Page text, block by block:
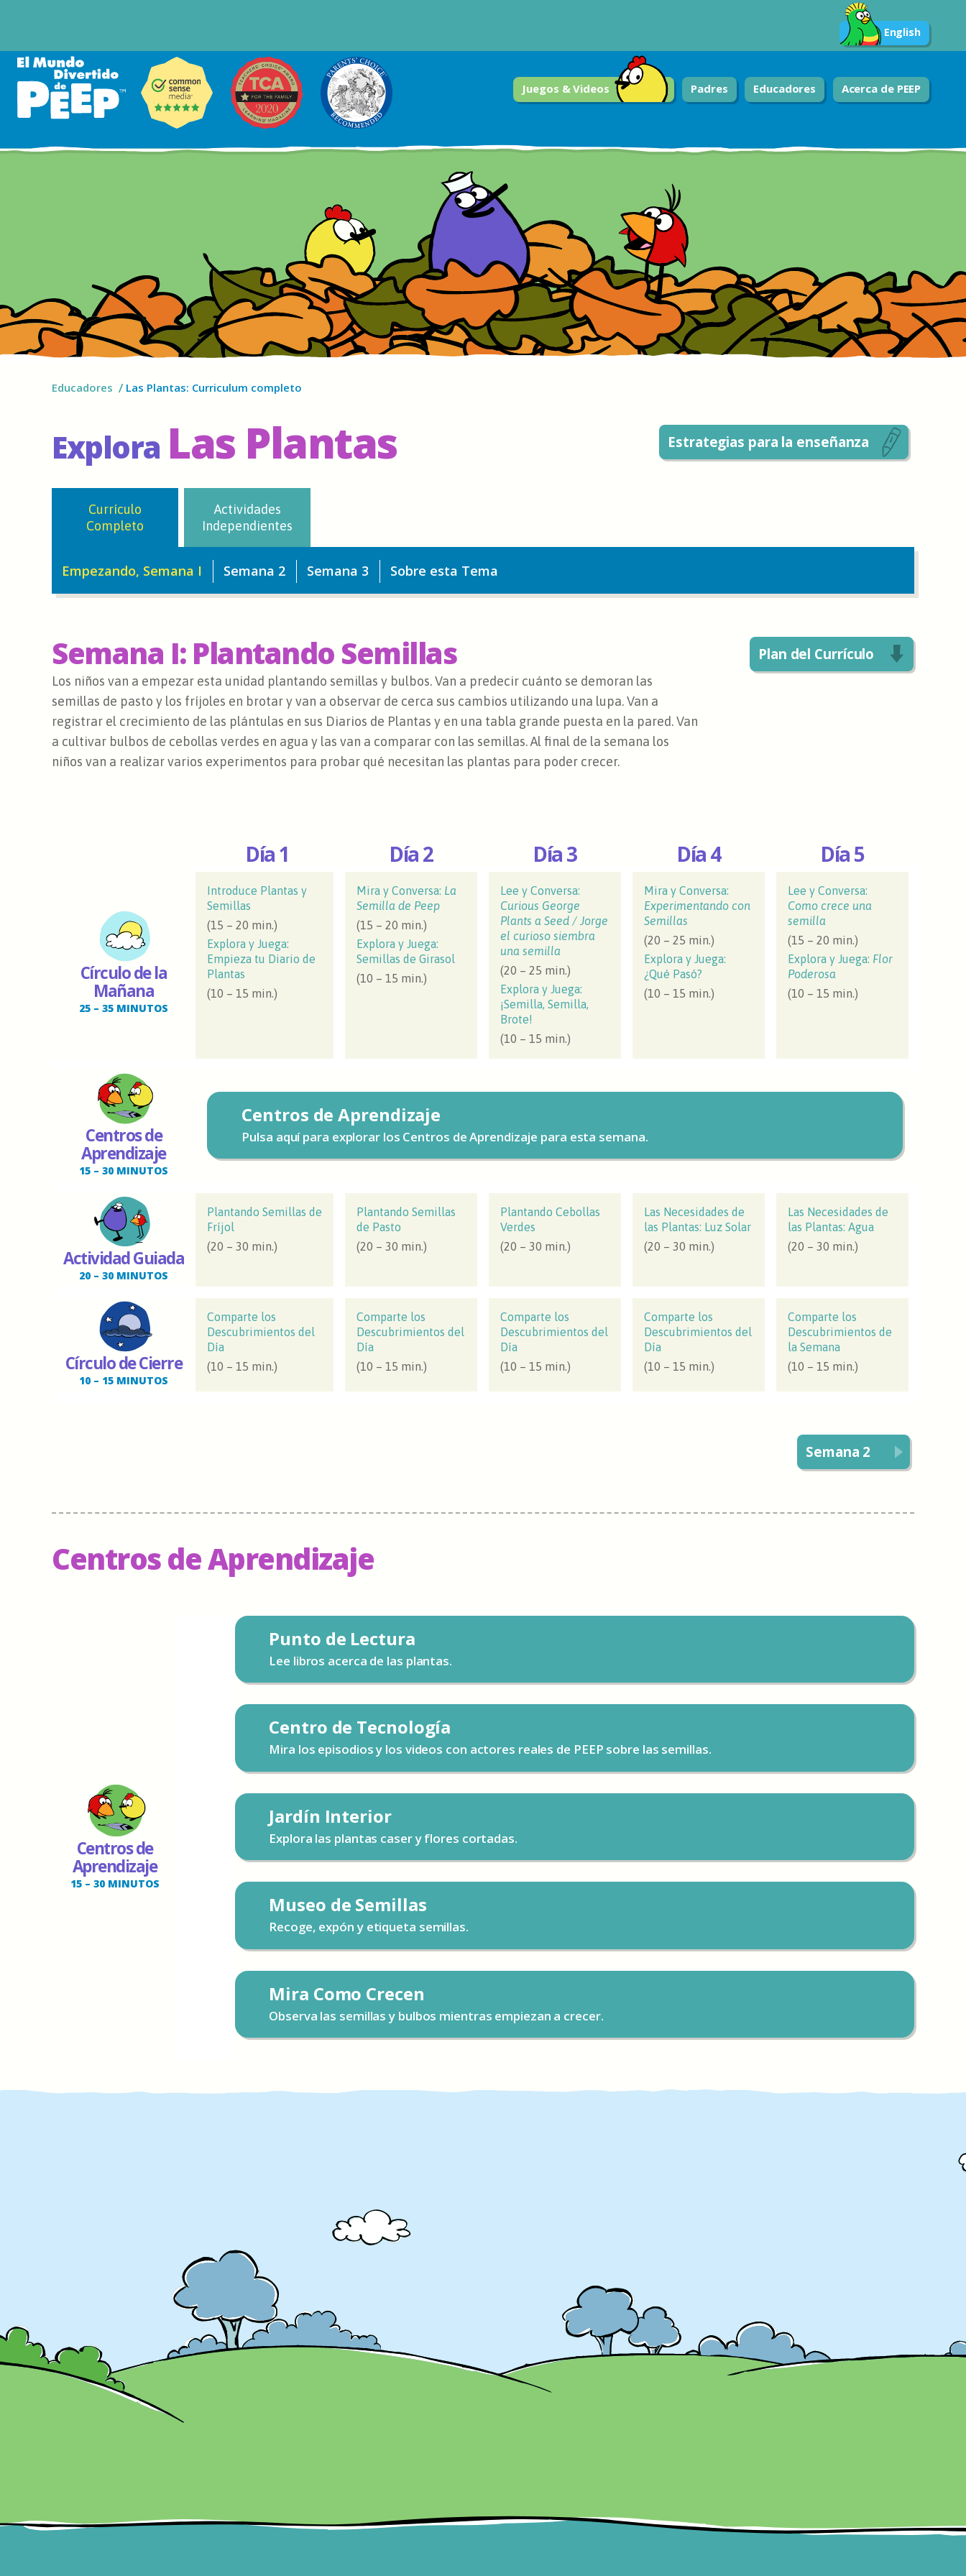
English
Juegos & Videos Padres Educadores Acerca de PEEP
Educadores Las Plantas: Curriculum completo
Explora Las Plantas Estrategias para la enseñanza
Currículo
Completo
Actividades
Independientes
Empezando, Semana I Semana 2 Semana 3 Sobre esta Tema
Semana I: Plantando Semillas Plan del Currículo
Los niños van a empezar esta unidad plantando semillas y bulbos. Van a predecir cuánto se demoran las
semillas de pasto y los fríjoles en brotar y van a observar de cerca sus cambios utilizando una lupa. Van a
registrar el crecimiento de las plántulas en sus Diarios de Plantas y en una tabla grande puesta en la pared. Van
a cultivar bulbos de cebollas verdes en agua y las van a comparar con las semillas. Al final de la semana los
niños van a realizar varios experimentos para probar qué necesitan las plantas para poder crecer.
Día 1 Día 2 Día 3 Día 4 Día 5
Círculo de la
Mañana
25 – 35 MINUTOS
Introduce Plantas y
Semillas
(15 – 20 min.)
Explora y Juega:
Empieza tu Diario de
Plantas
(10 – 15 min.)
Mira y Conversa: La
Semilla de Peep
(15 – 20 min.)
Explora y Juega:
Semillas de Girasol
(10 – 15 min.)
Lee y Conversa:
Curious George
Plants a Seed / Jorge
el curioso siembra
una semilla
(20 – 25 min.)
Explora y Juega:
¡Semilla, Semilla,
Brote!
(10 – 15 min.)
Mira y Conversa:
Experimentando con
Semillas
(20 – 25 min.)
Explora y Juega:
¿Qué Pasó?
(10 – 15 min.)
Lee y Conversa:
Como crece una
semilla
(15 – 20 min.)
Explora y Juega: Flor
Poderosa
(10 – 15 min.)
Centros de
Aprendizaje
15 – 30 MINUTOS
Centros de Aprendizaje
Pulsa aquí para explorar los Centros de Aprendizaje para esta semana.
Actividad Guiada
20 – 30 MINUTOS
Plantando Semillas de
Fríjol
(20 – 30 min.)
Plantando Semillas
de Pasto
(20 – 30 min.)
Plantando Cebollas
Verdes
(20 – 30 min.)
Las Necesidades de
las Plantas: Luz Solar
(20 – 30 min.)
Las Necesidades de
las Plantas: Agua
(20 – 30 min.)
Círculo de Cierre
10 – 15 MINUTOS
Comparte los
Descubrimientos del
Día
(10 – 15 min.)
Comparte los
Descubrimientos del
Día
(10 – 15 min.)
Comparte los
Descubrimientos del
Día
(10 – 15 min.)
Comparte los
Descubrimientos del
Día
(10 – 15 min.)
Comparte los
Descubrimientos de
la Semana
(10 – 15 min.)
Semana 2
Centros de Aprendizaje
Centros de
Aprendizaje
15 – 30 MINUTOS
Punto de Lectura
Lee libros acerca de las plantas.
Centro de Tecnología
Mira los episodios y los videos con actores reales de PEEP sobre las semillas.
Jardín Interior
Explora las plantas caser y flores cortadas.
Museo de Semillas
Recoge, expón y etiqueta semillas.
Mira Como Crecen
Observa las semillas y bulbos mientras empiezan a crecer.